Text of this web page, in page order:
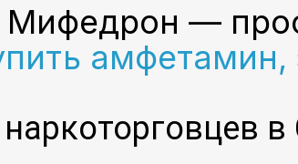
Мифедрон —
амфетамин,
в